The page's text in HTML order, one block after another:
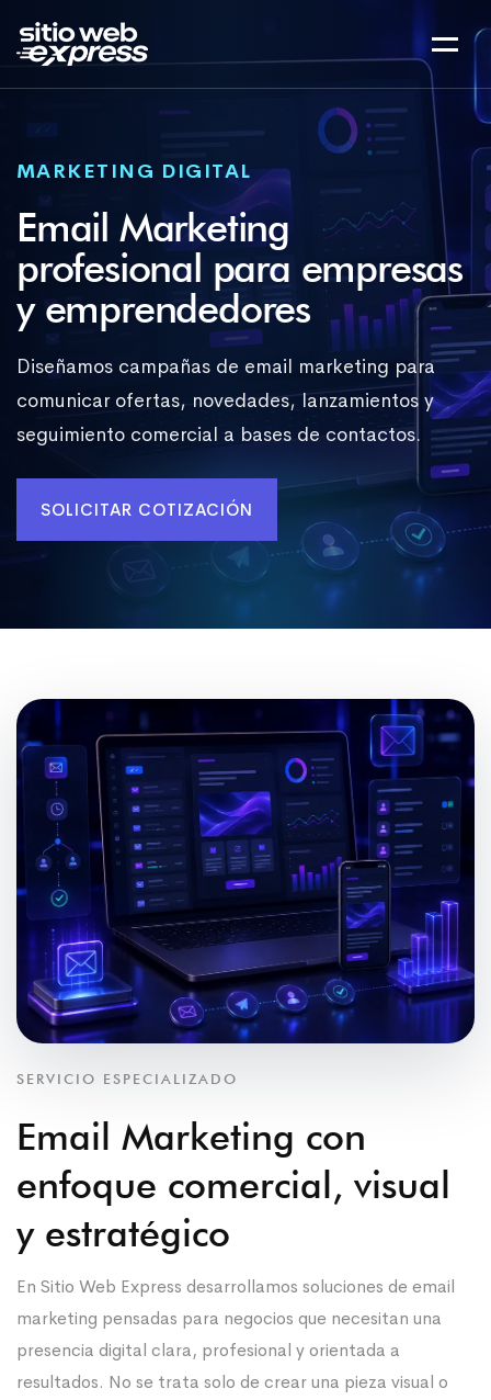
MARKETING DIGITAL
Email Marketing
profesional para empresas
y emprendedores
Diseñamos campañas de email marketing para
comunicar ofertas, novedades, lanzamientos y
seguimiento comercial a bases de contactos.
SOLICITAR COTIZACIÓN
SERVICIO ESPECIALIZADO
Email Marketing con
enfoque comercial, visual
y estratégico
En Sitio Web Express desarrollamos soluciones de email
marketing pensadas para negocios que necesitan una
presencia digital clara, profesional y orientada a
resultados. No se trata solo de crear una pieza visual o